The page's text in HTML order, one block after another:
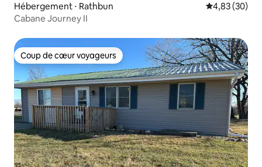
Hébergement ⋅ Rathbun Évaluation
4,83 (30)
Cabane Journey II
Coup de cœur voyageurs
Coup de cœur voyageurs